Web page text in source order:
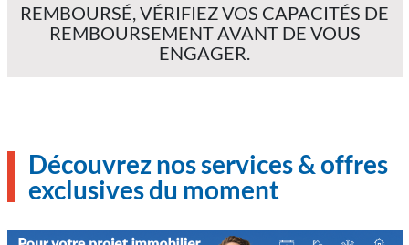
REMBOURSÉ, VÉRIFIEZ VOS CAPACITÉS DE
REMBOURSEMENT AVANT DE VOUS
ENGAGER.
Découvrez nos services & offres
exclusives du moment